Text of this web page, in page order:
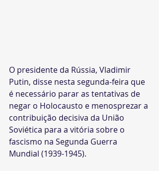
O presidente da Rússia, Vladimir
Putin, disse nesta segunda-feira que
é necessário parar as tentativas de
negar o Holocausto e menosprezar a
contribuição decisiva da União
Soviética para a vitória sobre o
fascismo na Segunda Guerra
Mundial (1939-1945).